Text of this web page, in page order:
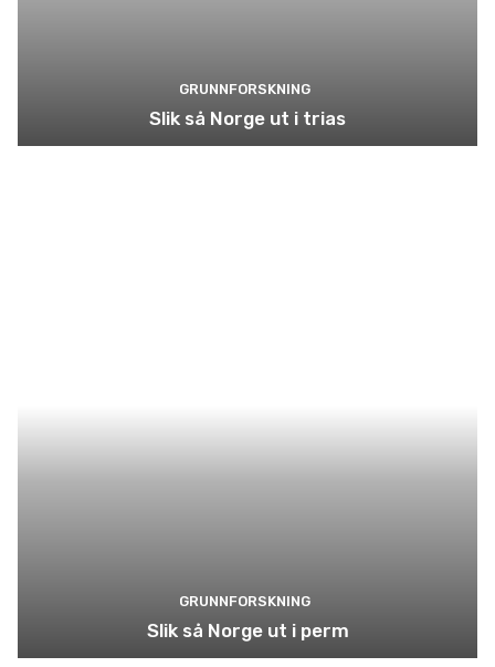
GRUNNFORSKNING
Slik så Norge ut i trias
GRUNNFORSKNING
Slik så Norge ut i perm